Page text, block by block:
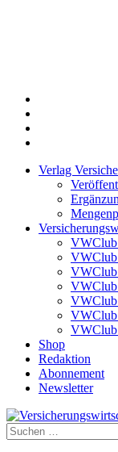
Verlag
VWClub
VWClub
VWClub
VWClub
Shop
Redaktion
Abonnement
Newsletter
Suche
nach: